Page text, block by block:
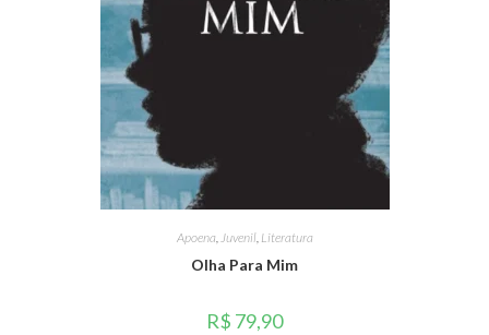
Apoena,Juvenil, Literatura
Olha Para Mim
R$ 79,90